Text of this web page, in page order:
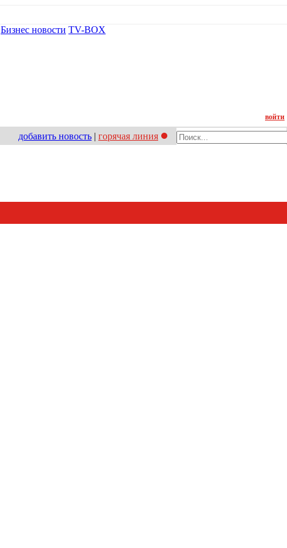
Бизнес новости TV-BOX
войти
добавить новость | горячая линия